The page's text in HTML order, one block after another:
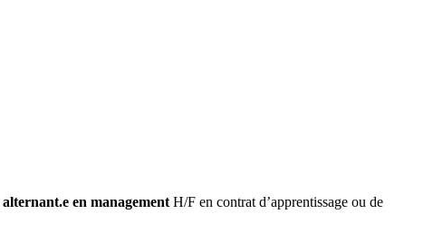
alternant.e en managementH/F en contrat d’apprentissage ou de